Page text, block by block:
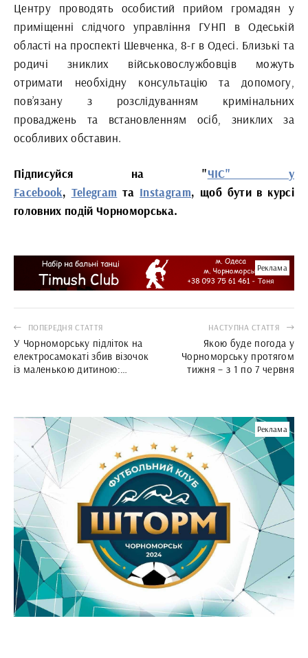
Центру проводять особистий прийом громадян у
приміщенні слідчого управління ГУНП в Одеській
області на проспекті Шевченка, 8-г в Одесі. Близькі та
родичі зниклих військовослужбовців можуть
отримати необхідну консультацію та допомогу,
пов’язану з розслідуванням кримінальних
проваджень та встановленням осіб, зниклих за
особливих обставин.
Підписуйся на "ЧІС" у
Facebook, Telegram та Instagram, щоб бути в курсі
головних подій Чорноморська.
Реклама
ПОПЕРЕДНЯ СТАТТЯ
У Чорноморську підліток на
електросамокаті збив візочок
із маленькою дитиною:
НАСТУПНА СТАТТЯ
Якою буде погода у
Чорноморську протягом
тижня – з 1 по 7 червня
Реклама